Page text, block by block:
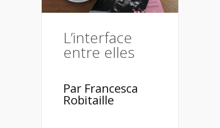
L’interface
entre elles
Par Francesca
Robitaille